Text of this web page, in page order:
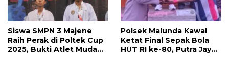
Siswa SMPN 3 Majene
Raih Perak di Poltek Cup
2025, Bukti Atlet Muda
Polsek Malunda Kawal
Ketat Final Sepak Bola
HUT RI ke-80, Putra Jaya